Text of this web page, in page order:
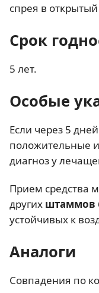
спрея в
Срок
5 лет.
Особые
Если через 5
положительные
диагноз у
Прием средства
других штаммов
устойчивых к
Аналоги
Совпадения по